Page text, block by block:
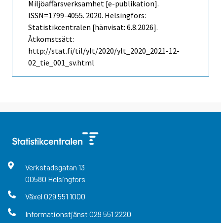
Miljöaffärsverksamhet [e-publikation].
ISSN=1799-4055. 2020. Helsingfors:
Statistikcentralen [hänvisat: 6.8.2026].
Åtkomstsätt:
http://stat.fi/til/ylt/2020/ylt_2020_2021-12-
02_tie_001_sv.html
Verkstadsgatan 13
00580 Helsingfors
Växel 029 551 1000
Informationstjänst 029 551 2220